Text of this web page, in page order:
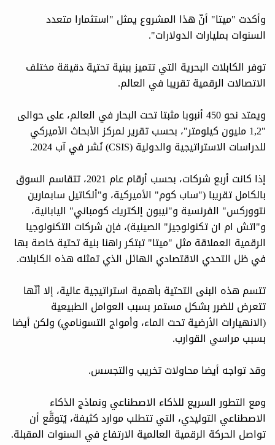
وأكدت "ميتا" أنّ هذا المشروع يمثل "استثمارا متعدد
السنوات بمليارات الدولارات".
توفر الكابلات البحرية التي تتميز ببنية تحتية دقيقة مختلف
الاتصالات الرقمية تقريبا في العالم.
ويمتد نحو 450 أنبوبا مثبتا تحت البحار في العالم، على حوالى
"1,2 مليون كيلومتر"، بحسب تقرير لمركز الأبحاث الأميركي
للدراسات الاستراتيجية والدولية (CSIS) نُشر في آب 2024.
إذا كانت أربع شركات، بحسب أرقام عام 2021، تتقاسم السوق
بالكامل تقريبا ("ساب كوم" الأميركية، و"ألكاتيل سابمارين
نتووركس" الفرنسية و"نيبون إلكتريك كومباني" اليابانية،
و"اتش ام ان تكنولوجيز" الصينية)، فإن شركات التكنولوجيا
الرقمية العملاقة مثل "ميتا" تبتكر راهنا بنية تحتية خاصة بها
في ظل التحدي الاقتصادي الهائل الذي تمثله هذه الكابلات.
تتسم هذه البنى التحتية بأهمية استراتيجية عالية، إلا أنّها
تتعرض للضرر بشكل مستمر بسبب العوامل الطبيعية
(الانهيارات الأرضية تحت الماء، وأمواج التسونامي) ولكن أيضا
بسبب مراسي القوارب.
وقد تواجه أيضا محاولات تخريب والتجسس.
ومع التطور السريع للذكاء الاصطناعي ونماذج الذكاء
الاصطناعي التوليدي، التي تتطلب موارد كثيفة، يُتوقَّع أن
تواصل الحركة الرقمية العالمية الارتفاع في السنوات المقبلة.